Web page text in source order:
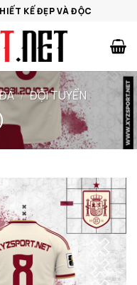
KẾ ĐẸP VÀ ĐỘC
/ ĐỘI TUYỂN